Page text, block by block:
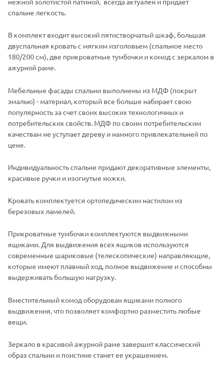
спальне легкость.
В комплект входит высокий пятистворчатый шкаф, большая
двуспальная кровать с мягким изголовьем (спальное место
180/200 см), две прикроватные тумбочки и комод с зеркалом в
ажурной раме.
Мебельные фасады спальни выполнены из МДФ (покрыт
эмалью) - материал, который все больше набирает свою
популярность за счет своих высоких технологичных и
потребительских свойств. МДФ по своим потребительским
качествам не уступает дереву и намного привлекательней по
цене.
Индивидуальность спальне придают декоративные элементы,
красивые ручки и изогнутые ножки.
Кровать комплектуется ортопедическим настилом из
березовых ламелей.
Прикроватные тумбочки комплектуются выдвижными
ящиками. Для выдвижения всех ящиков используются
современные шариковые (телескопические) направляющие,
которые имеют плавный ход, полное выдвижение и способны
выдерживать большую нагрузку.
Вместительный комод оборудован ящиками полного
выдвижения, что позволяет комфортно разместить любые
вещи.
Зеркало в красивой ажурной раме завершит классический
образ спальни и поистине станет ее украшением.